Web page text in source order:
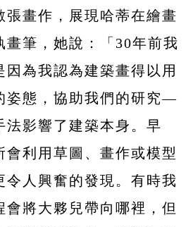
張畫作，展現哈蒂在繪畫
畫筆，她說：「30年前我
因為我認為建築畫得以用
姿態，協助我們的研究—
法影響了建築本身。早
會利用草圖、畫作或模型
令人興奮的發現。有時我
會將大夥兒帶向哪裡，但